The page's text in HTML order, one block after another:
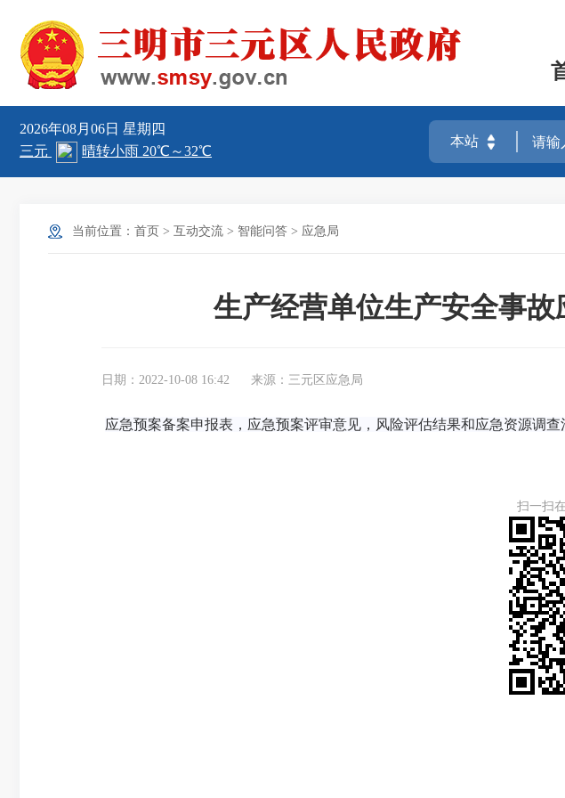
2026年08月06日 星期四
当前位置： 首页 > 互动交流 > 智能问答 > 应急局
生产经营单位生产安全事
日期：2022-10-08 16:42 来源：三元区应急局
应急预案备案申报表， 应急预案评审意见， 风险评估结果和应急资源调查
扫一扫